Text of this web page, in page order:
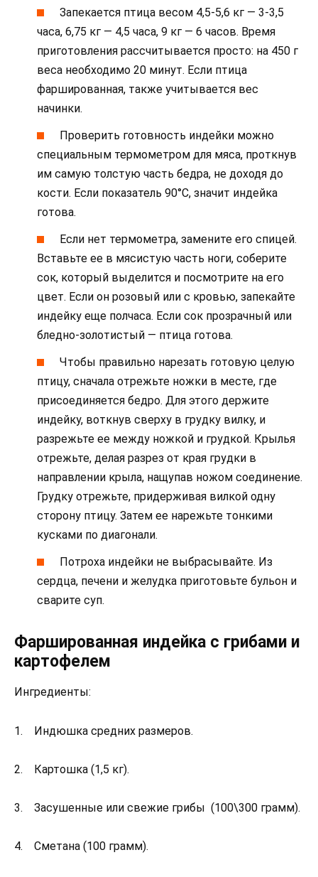
Запекается птица весом 4,5-5,6 кг — 3-3,5
часа, 6,75 кг — 4,5 часа, 9 кг — 6 часов. Время
приготовления рассчитывается просто: на 450 г
веса необходимо 20 минут. Если птица
фаршированная, также учитывается вес
начинки.
Проверить готовность индейки можно
специальным термометром для мяса, проткнув
им самую толстую часть бедра, не доходя до
кости. Если показатель 90°С, значит индейка
готова.
Если нет термометра, замените его спицей.
Вставьте ее в мясистую часть ноги, соберите
сок, который выделится и посмотрите на его
цвет. Если он розовый или с кровью, запекайте
индейку еще полчаса. Если сок прозрачный или
бледно-золотистый — птица готова.
Чтобы правильно нарезать готовую целую
птицу, сначала отрежьте ножки в месте, где
присоединяется бедро. Для этого держите
индейку, воткнув сверху в грудку вилку, и
разрежьте ее между ножкой и грудкой. Крылья
отрежьте, делая разрез от края грудки в
направлении крыла, нащупав ножом соединение.
Грудку отрежьте, придерживая вилкой одну
сторону птицу. Затем ее нарежьте тонкими
кусками по диагонали.
Потроха индейки не выбрасывайте. Из
сердца, печени и желудка приготовьте бульон и
сварите суп.
Фаршированная индейка с грибами и
картофелем
Ингредиенты:
1. Индюшка средних размеров.
2. Картошка (1,5 кг).
3. Засушенные или свежие грибы (100\300 грамм).
4. Сметана (100 грамм).